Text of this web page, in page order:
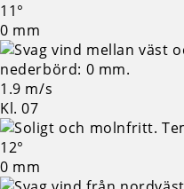
11°
0 mm
1.9 m/s
Kl. 07
12°
0 mm